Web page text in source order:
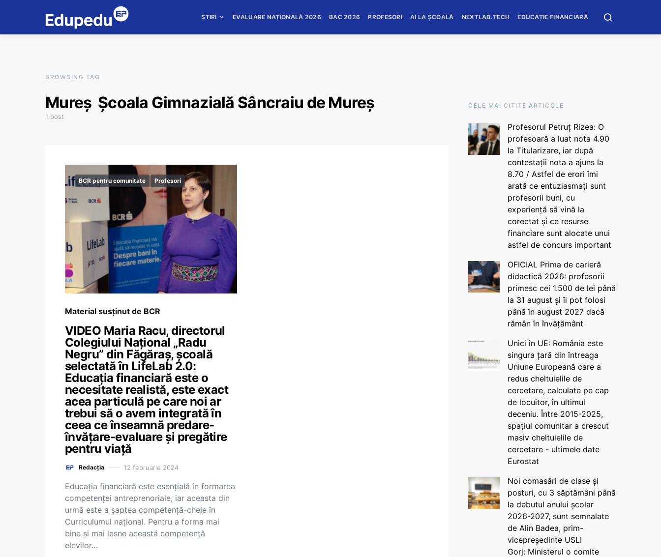
ȘTIRI EVALUARE NAȚIONALĂ 2026 BAC 2026 PROFESORI AI LA ȘCOALĂ NEXTLAB.TECH EDUCAȚIE FINANCIARĂ
BROWSING TAG
Mureș Școala Gimnazială Sâncraiu de Mureș
1 post
BCR pentru comunitate Profesori
Material susținut de BCR
VIDEO Maria Racu, directorul
Colegiului Național „Radu
Negru” din Făgăraș, școală
selectată în LifeLab 2.0:
Educația financiară este o
necesitate realistă, este exact
acea particulă pe care noi ar
trebui să o avem integrată în
ceea ce înseamnă predare-
învățare-evaluare și pregătire
pentru viață
Redacția 12 februarie 2024
Educația financiară este esențială în formarea
competenței antreprenoriale, iar aceasta din
urmă este a șaptea competență-cheie în
Curriculumul național. Pentru a forma mai
bine și mai lesne această competență
elevilor…
CELE MAI CITITE ARTICOLE
Profesorul Petruț Rizea: O
profesoară a luat nota 4.90
la Titularizare, iar după
contestații nota a ajuns la
8.70 / Astfel de erori îmi
arată ce entuziasmați sunt
profesorii buni, cu
experiență să vină la
corectat și ce resurse
financiare sunt alocate unui
astfel de concurs important
OFICIAL Prima de carieră
didactică 2026: profesorii
primesc cei 1.500 de lei până
la 31 august și îi pot folosi
până în august 2027 dacă
rămân în învățământ
Unici în UE: România este
singura țară din întreaga
Uniune Europeană care a
redus cheltuielile de
cercetare, calculate pe cap
de locuitor, în ultimul
deceniu. Între 2015-2025,
spațiul comunitar a crescut
masiv cheltuielile de
cercetare - ultimele date
Eurostat
Noi comasări de clase și
posturi, cu 3 săptămâni până
la debutul anului școlar
2026-2027, sunt semnalate
de Alin Badea, prim-
vicepreședinte USLI
Gorj: Ministerul o comite